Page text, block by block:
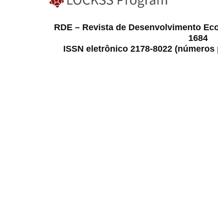
RDE – Revista de Desenvolvimento
1684
ISSN eletrônico 2178-8022